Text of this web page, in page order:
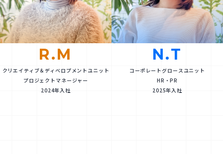
R.M
クリエイティブ＆ディベロプメントユニット
プロジェクトマネージャー
2024年入社
N.T
コーポレートグロースユニット
HR・PR
2025年入社